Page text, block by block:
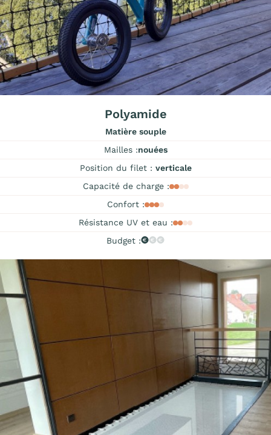
Polyamide
Matière souple
Mailles :nouées
Position du filet : verticale
Capacité de charge :
Confort :
Résistance UV et eau :
Budget :